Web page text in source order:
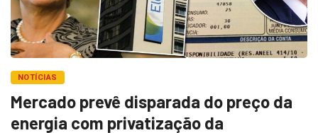
NOTÍCIAS
Mercado prevê disparada do preço da
energia com privatização da